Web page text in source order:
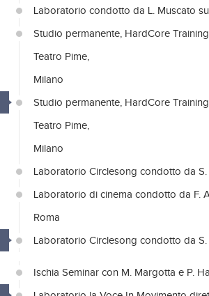
Laboratorio condotto da L. Muscato
Studio permanente, HardCore
Teatro Pime,
Milano
Studio permanente, HardCore
Teatro Pime,
Milano
Laboratorio Circlesong condotto da S.
Laboratorio di cinema condotto da F.
Roma
Laboratorio Circlesong condotto da S.
Ischia Seminar con M. Margotta e P.